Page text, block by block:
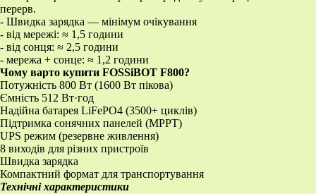
перерв.
- Швидка зарядка — мінімум очікування
- від мережі: ≈ 1,5 години
- від сонця: ≈ 2,5 години
- мережа + сонце: ≈ 1,2 години
Чому варто купити FOSSiBOT F800?
Потужність 800 Вт (1600 Вт пікова)
Ємність 512 Вт·год
Надійна батарея LiFePO4 (3500+ циклів)
Підтримка сонячних панелей (MPPT)
UPS режим (резервне живлення)
8 виходів для різних пристроїв
Швидка зарядка
Компактний формат для транспортування
Технічні характеристики